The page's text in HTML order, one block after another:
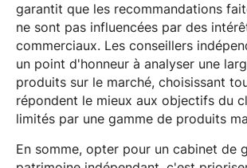
garantit que les recommandations
ne sont pas influencées par des
commerciaux. Les conseillers
un point d'honneur à analyser une
produits sur le marché, choisissant
répondent le mieux aux objectifs du
limités par une gamme de produits
En somme, opter pour un cabinet de